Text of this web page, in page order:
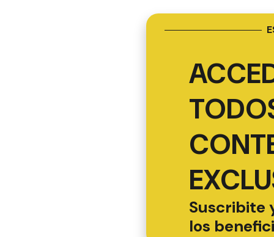
Suscribite
los